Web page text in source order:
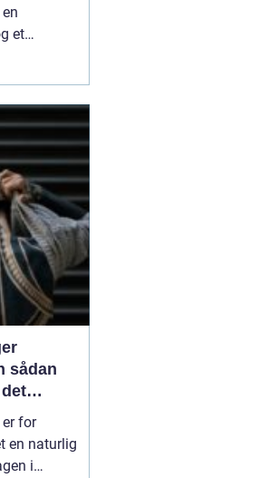
et
i
rummet.
af
ikke noget,
sig ud i
for
en naturlig
i